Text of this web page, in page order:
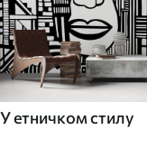
У етничком стилу